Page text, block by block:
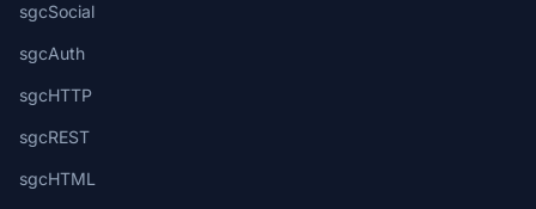
sgcSocial
sgcAuth
sgcHTTP
sgcREST
sgcHTML